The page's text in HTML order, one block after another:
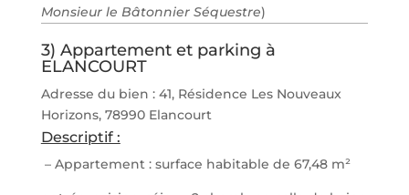
Monsieur le Bâtonnier Séquestre)
3) Appartement et parking à
ELANCOURT
Adresse du bien : 41, Résidence Les Nouveaux
Horizons, 78990 Elancourt
Descriptif :
– Appartement : surface habitable de 67,48 m²